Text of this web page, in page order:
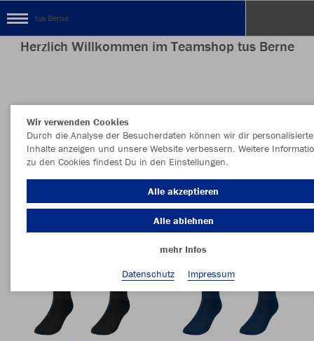
tus Berne
Herzlich Willkommen im Teamshop tus Berne
Wir verwenden Cookies
Durch die Analyse der Besucherdaten können wir dir personalisierte
Inhalte anzeigen und unsere Website verbessern. Weitere
zu den Cookies findest Du in den Einstellungen.
Alle akzeptieren
Alle ablehnen
mehr Infos
Datenschutz
Impressum